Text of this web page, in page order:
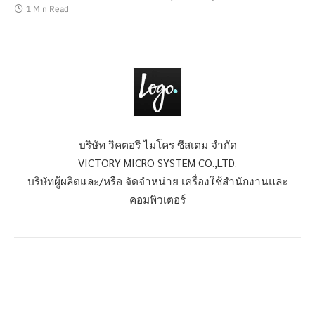
1 Min Read
บริษัท วิคตอรี ไมโคร ซีสเตม จำกัด
VICTORY MICRO SYSTEM CO.,LTD.
บริษัทผู้ผลิตและ/หรือ จัดจำหน่าย เครื่องใช้สำนักงานและ
คอมพิวเตอร์